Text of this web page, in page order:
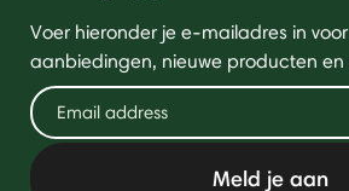
Voer hieronder je e-mailadres in
aanbiedingen, nieuwe producten en
Meld je aan